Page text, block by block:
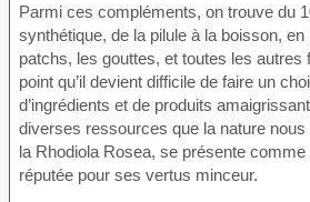
Parmi ces compléments, on trouve du
synthétique, de la pilule à la boisson,
patchs, les gouttes, et toutes les autres
point qu’il devient difficile de faire un
d’ingrédients et de produits
diverses ressources que la nature
la Rhodiola Rosea, se présente
réputée pour ses vertus minceur.